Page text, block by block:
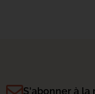
S'abonner à la